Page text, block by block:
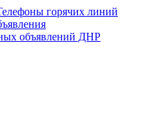
горячих линий